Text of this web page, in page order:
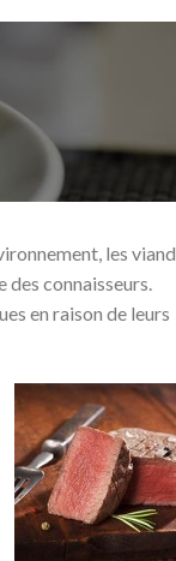
les
des connaisseurs.
en raison de leurs